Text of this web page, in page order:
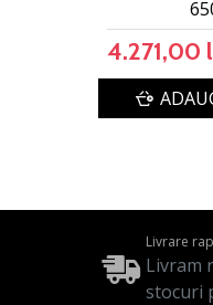
4.271,00
Livrare
Livram
stocuri